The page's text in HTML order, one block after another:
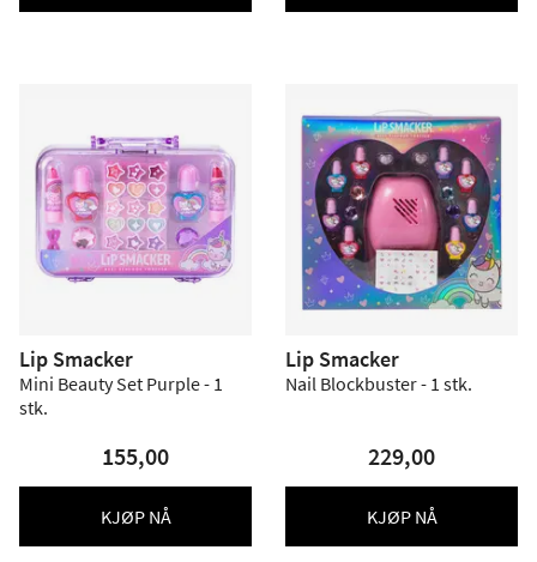
Lip Smacker
Mini Beauty Set Purple - 1
stk.
155,00
KJØP NÅ
Lip Smacker
Nail Blockbuster - 1 stk.
229,00
KJØP NÅ